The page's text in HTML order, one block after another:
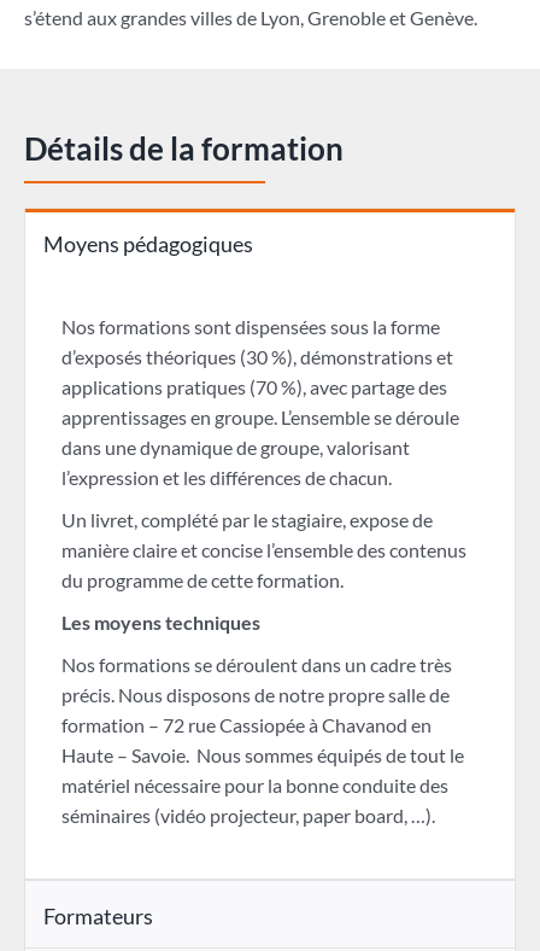
s’étend aux grandes villes de Lyon, Grenoble et Genève.
Détails de la formation
Moyens pédagogiques
Nos formations sont dispensées sous la forme
d’exposés théoriques (30 %), démonstrations et
applications pratiques (70 %), avec partage des
apprentissages en groupe. L’ensemble se déroule
dans une dynamique de groupe, valorisant
l’expression et les différences de chacun.
Un livret, complété par le stagiaire, expose de
manière claire et concise l’ensemble des contenus
du programme de cette formation.
Les moyens techniques
Nos formations se déroulent dans un cadre très
précis. Nous disposons de notre propre salle de
formation – 72 rue Cassiopée à Chavanod en
Haute – Savoie. Nous sommes équipés de tout le
matériel nécessaire pour la bonne conduite des
séminaires (vidéo projecteur, paper board, …).
Formateurs